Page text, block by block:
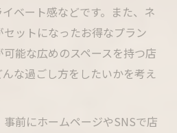
ベート感などです。また、ネ
ットになったお得なプラン
能な広めのスペースを持つ店
な過ごし方をしたいかを考え
前にホームページやSNSで店